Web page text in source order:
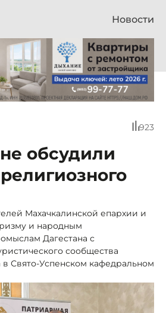
Новости
923
обсудили
Махачкалинской епархии и
и народным
Дагестана с
сообщества
в Свято-Успенском кафедральном